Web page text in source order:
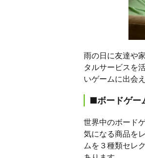
雨の日に友達や
タルサービスを
いゲームに出会
■ボードゲー
世界中のボード
気になる商品を
ムを３種類セレ